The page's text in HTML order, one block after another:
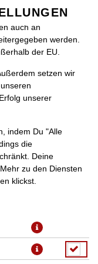
ÄNDERN
Webshops auch alles
auch an
werden.
der EU.
setzen wir
unserer
indem Du "Alle
die
Deine
zu den Diensten
klickst.